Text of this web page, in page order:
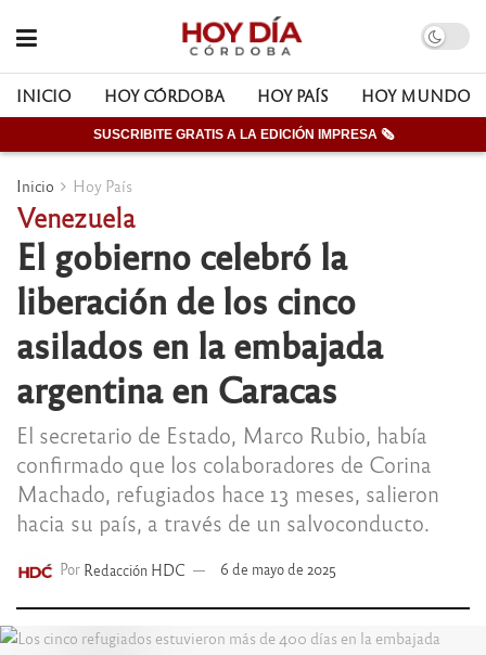
INICIO HOY CÓRDOBA HOY PAÍS HOY MUNDO
SUSCRIBITE GRATIS A LA EDICIÓN IMPRESA 🗞
Inicio Hoy País
Venezuela
El gobierno celebró la
liberación de los cinco
asilados en la embajada
argentina en Caracas
El secretario de Estado, Marco Rubio, había
confirmado que los colaboradores de Corina
Machado, refugiados hace 13 meses, salieron
hacia su país, a través de un salvoconducto.
Por Redacción HDC 6 de mayo de 2025